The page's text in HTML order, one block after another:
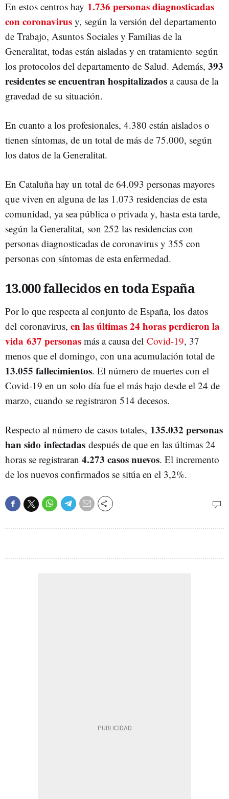
En estos centros hay 1.736 personas diagnosticadas
con coronavirus y, según la versión del departamento
de Trabajo, Asuntos Sociales y Familias de la
Generalitat, todas están aisladas y en tratamiento según
los protocolos del departamento de Salud. Además, 393
residentes se encuentran hospitalizados a causa de la
gravedad de su situación.
En cuanto a los profesionales, 4.380 están aislados o
tienen síntomas, de un total de más de 75.000, según
los datos de la Generalitat.
En Cataluña hay un total de 64.093 personas mayores
que viven en alguna de las 1.073 residencias de esta
comunidad, ya sea pública o privada y, hasta esta tarde,
según la Generalitat, son 252 las residencias con
personas diagnosticadas de coronavirus y 355 con
personas con síntomas de esta enfermedad.
13.000 fallecidos en toda España
Por lo que respecta al conjunto de España, los datos
del coronavirus, en las últimas 24 horas perdieron la
vida 637 personas más a causa del Covid-19, 37
menos que el domingo, con una acumulación total de
13.055 fallecimientos. El número de muertes con el
Covid-19 en un solo día fue el más bajo desde el 24 de
marzo, cuando se registraron 514 decesos.
Respecto al número de casos totales, 135.032 personas
han sido infectadas después de que en las últimas 24
horas se registraran 4.273 casos nuevos. El incremento
de los nuevos confirmados se sitúa en el 3,2%.